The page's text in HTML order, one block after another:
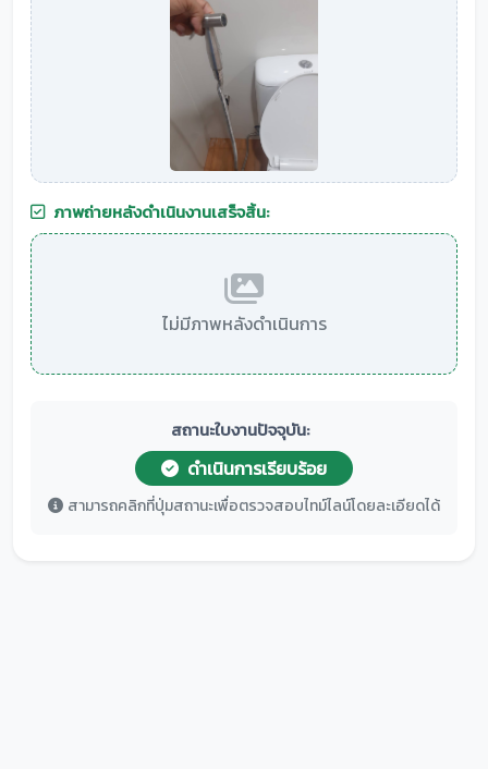
ภาพถ่ายหลังดำเนินงานเสร็จสิ้น:
ไม่มีภาพหลังดำเนินการ
สถานะใบงานปัจจุบัน:
ดำเนินการเรียบร้อย
สามารถคลิกที่ปุ่มสถานะเพื่อตรวจสอบไทม์ไลน์โดยละเอียดได้